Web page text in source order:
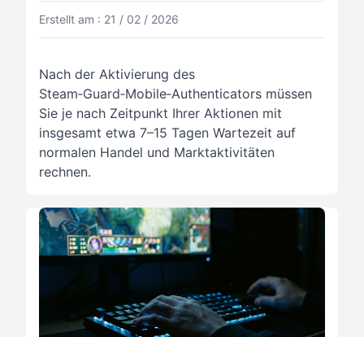
Erstellt am : 21 / 02 / 2026
Nach der Aktivierung des
Steam‑Guard‑Mobile‑Authenticators müssen
Sie je nach Zeitpunkt Ihrer Aktionen mit
insgesamt etwa 7–15 Tagen Wartezeit auf
normalen Handel und Marktaktivitäten
rechnen.